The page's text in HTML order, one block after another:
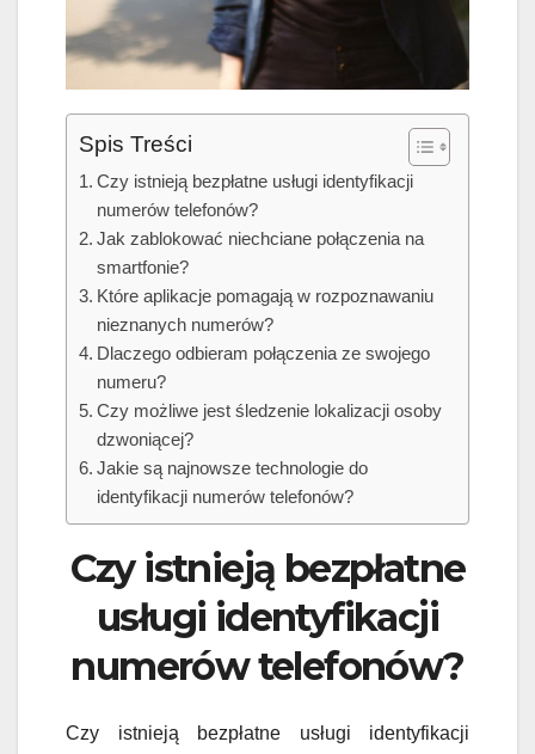
Spis Treści
Czy istnieją bezpłatne usługi identyfikacji
numerów telefonów?
Jak zablokować niechciane połączenia na
smartfonie?
Które aplikacje pomagają w rozpoznawaniu
nieznanych numerów?
Dlaczego odbieram połączenia ze swojego
numeru?
Czy możliwe jest śledzenie lokalizacji osoby
dzwoniącej?
Jakie są najnowsze technologie do
identyfikacji numerów telefonów?
Czy istnieją bezpłatne
usługi identyfikacji
numerów telefonów?
Czy istnieją bezpłatne usługi identyfikacji